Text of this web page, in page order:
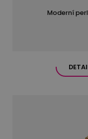
Moderní